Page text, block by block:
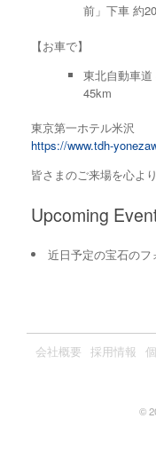
前」下車 約
【お車で】
東北自動車
45km
東京第一ホテル米沢
https://www.tdh-
皆さまのご来場を心よ
Upcoming
近日予定の宝石のフ
会社概要 採用情報
©